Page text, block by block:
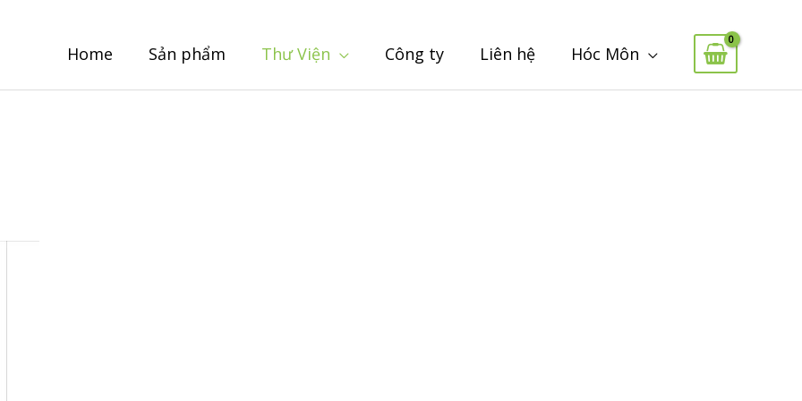
Home Sản phẩm Thư Viện Công ty Liên hệ Hóc Môn